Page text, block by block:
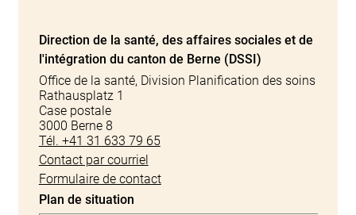
Direction de la santé, des affaires sociales et de
l'intégration du canton de Berne (DSSI)
Office de la santé, Division Planification des soins
Rathausplatz 1
Case postale
3000 Berne 8
Tél. +41 31 633 79 65
Contact par courriel
Formulaire de contact
Plan de situation